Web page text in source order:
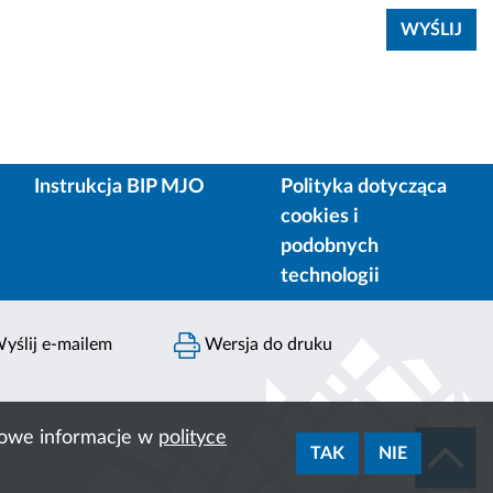
informacje w polityce
TAK NIE
Instrukcja BIP MJO
Polityka dotycząca
cookies i
podobnych
technologii
e-mailem Wersja do druku